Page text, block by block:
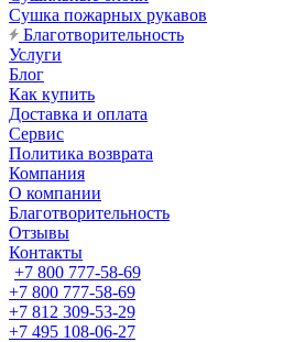
Сушка пожарных рукавов
Благотворительность
Услуги
Блог
Как купить
Доставка и оплата
Сервис
Политика возврата
Компания
О компании
Благотворительность
Отзывы
Контакты
+7 800 777-58-69
+7 800 777-58-69
+7 812 309-53-29
+7 495 108-06-27